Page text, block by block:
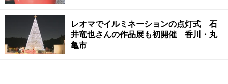
レオマでイルミネーションの点灯式 石
井竜也さんの作品展も初開催 香川・丸
亀市